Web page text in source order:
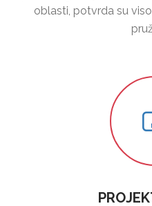
oblasti, potvrda su